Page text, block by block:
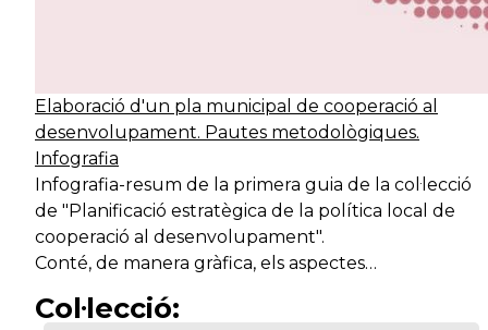
Elaboració d'un pla municipal de cooperació al
desenvolupament. Pautes metodològiques.
Infografia
Infografia-resum de la primera guia de la col·lecció
de "Planificació estratègica de la política local de
cooperació al desenvolupament".
Conté, de manera gràfica, els aspectes…
Col·lecció: